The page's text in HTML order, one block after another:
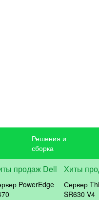
Решения и
сборка
продаж Dell
PowerEdge
Хиты
Сервер
SR630 V4